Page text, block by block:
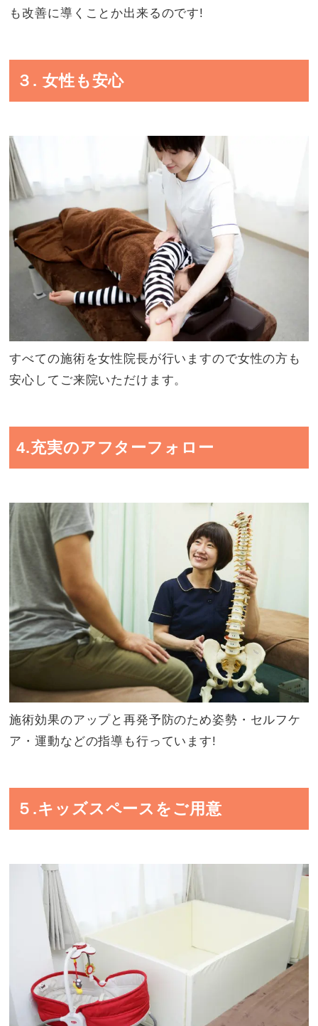
も改善に導くことか出来るのです!
３. 女性も安心
すべての施術を女性院長が行いますので女性の方も
安心してご来院いただけます。
4.充実のアフターフォロー
施術効果のアップと再発予防のため姿勢・セルフケ
ア・運動などの指導も行っています!
５.キッズスペースをご用意